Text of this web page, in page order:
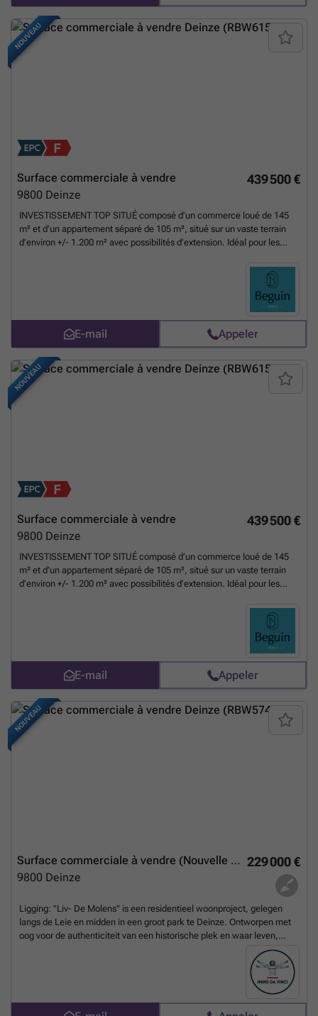
NOUVEAU
439 500 €
Surface commerciale à vendre
9800 Deinze
INVESTISSEMENT TOP SITUÉ composé d’un commerce loué de 145
m² et d’un appartement séparé de 105 m², situé sur un vaste terrain
d’environ +/- 1.200 m² avec possibilités d’extension. Idéal pour les
mélange favorable de zones résidentielles et artisanales. Visite sur
En savoir plus ?
E-mail Appeler
NOUVEAU
439 500 €
Surface commerciale à vendre
9800 Deinze
INVESTISSEMENT TOP SITUÉ composé d’un commerce loué de 145
m² et d’un appartement séparé de 105 m², situé sur un vaste terrain
d’environ +/- 1.200 m² avec possibilités d’extension. Idéal pour les
mélange favorable de zones résidentielles et artisanales. Visite sur
En savoir plus ?
E-mail Appeler
NOUVEAU
229 000 €
Surface commerciale à vendre (Nouvelle construction)
9800 Deinze
Ligging: "Liv- De Molens" is een residentieel woonproject, gelegen
langs de Leie en midden in een groot park te Deinze. Ontworpen met
oog voor de authenticiteit van een historische plek en waar leven,
wonen en werken hand in hand gaan. Contacteer ons voor alle
beschikbaarheden! Met een perfect evenwichtige combinatie van
ruime kwalitatieve appartementen, ruimte voor ontspanning en
openbaar groen, winkels, kantoren en stedelijke voorzieningen belooft
dit project aan de Leie de grootste aantrekkingspool van de stad